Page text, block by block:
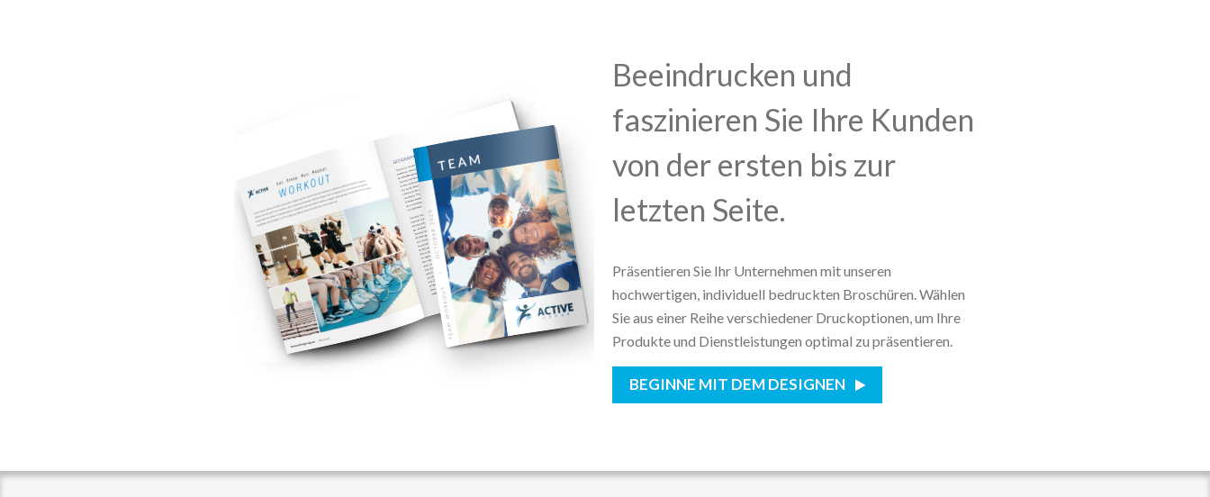
Beeindrucken und
faszinieren Sie Ihre Kunden
von der ersten bis zur
letzten Seite.
Präsentieren Sie Ihr Unternehmen mit unseren
hochwertigen, individuell bedruckten Broschüren. Wählen
Sie aus einer Reihe verschiedener Druckoptionen, um Ihre
Produkte und Dienstleistungen optimal zu präsentieren.
BEGINNE MIT DEM DESIGNEN